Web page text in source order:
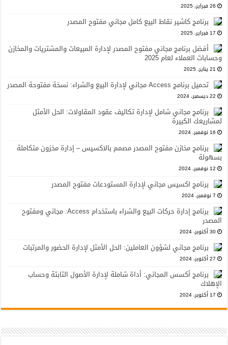
26 فبراير، 2025
برنامج كاشير نقاط البيع كامل مجاني مفتوح المصدر
17 فبراير، 2025
أفضل برنامج مجاني مفتوح المصدر لإدارة المبيعات والمشتريات والمخازن
وحسابات العملاء لعام 2025
21 يناير، 2025
تحميل برنامج Access مجاني لإدارة البيع والشراء: نسخة مفتوحة المصدر
22 ديسمبر، 2024
برنامج مجاني شامل لإدارة تكاليف عقود المقاولات: الحل الأمثل
لمشاريعك الكبيرة
16 نوفمبر، 2024
برنامج مخازن مفتوح المصدر مصمم بالاكسيس – إدارة مخزون متكاملة
بسهولة
12 نوفمبر، 2024
برنامج اكسيس مجاني لإدارة المستودعات مفتوح المصدر
7 نوفمبر، 2024
برنامج إدارة حركات البيع والشراء باستخدام Access: مجاني ومفتوح
المصدر
30 أكتوبر، 2024
برنامج مجاني لشؤون العاملين: الحل الأمثل لإدارة الحضور والمرتبات
27 أكتوبر، 2024
برنامج أكسس المجاني: أداة شاملة لإدارة الأصول الثابتة وحساب
الإهلاك
17 أكتوبر، 2024